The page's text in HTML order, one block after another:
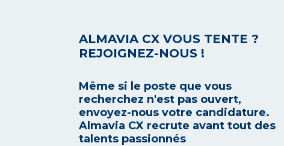
ALMAVIA CX VOUS TENTE ?
REJOIGNEZ-NOUS !
Même si le poste que vous
recherchez n'est pas ouvert,
envoyez-nous votre candidature.
Almavia CX recrute avant tout des
talents passionnés